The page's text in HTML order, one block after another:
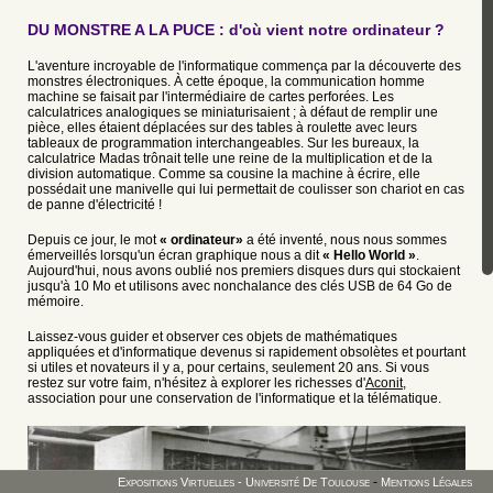
Calculateur analogique
Calculateur analogique EAI
1000
Calculateur analogique SEA
Calculatrice MADAS
DU MONSTRE A LA PUCE : d'où vient notre ordinateur ?
L'aventure incroyable de l'informatique commença par la découverte des
monstres électroniques. À cette époque, la communication homme
machine se faisait par l'intermédiaire de cartes perforées. Les
calculatrices analogiques se miniaturisaient ; à défaut de remplir une
pièce, elles étaient déplacées sur des tables à roulette avec leurs
tableaux de programmation interchangeables. Sur les bureaux, la
calculatrice Madas trônait telle une reine de la multiplication et de la
division automatique. Comme sa cousine la machine à écrire, elle
possédait une manivelle qui lui permettait de coulisser son chariot en cas
de panne d'électricité !
Depuis ce jour, le mot« ordinateur» a été inventé, nous nous sommes
émerveillés lorsqu'un écran graphique nous a dit« Hello World ».
Aujourd'hui, nous avons oublié nos premiers disques durs qui stockaient
jusqu'à 10 Mo et utilisons avec nonchalance des clés USB de 64 Go de
mémoire.
Laissez-vous guider et observer ces objets de mathématiques
appliquées et d'informatique devenus si rapidement obsolètes et pourtant
si utiles et novateurs il y a, pour certains, seulement 20 ans. Si vous
restez sur votre faim, n'hésitez à explorer les richesses d'Aconit,
association pour une conservation de l'informatique et la télématique.
Expositions Virtuelles - Université De Toulouse - Mentions Légales